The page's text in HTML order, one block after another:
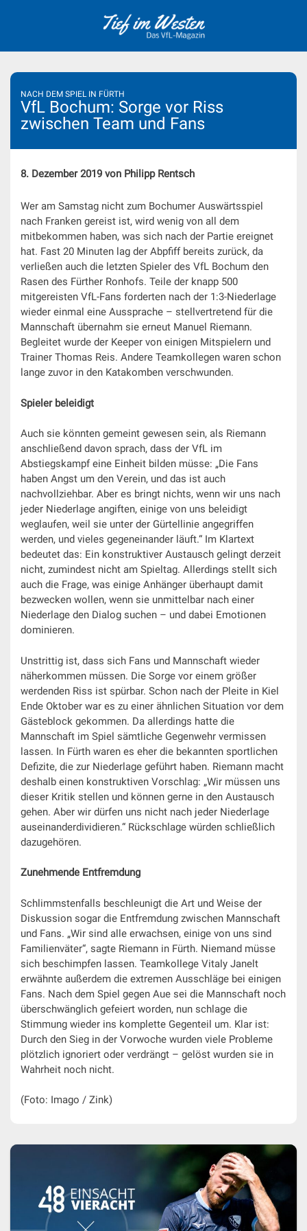
NACH DEM SPIEL IN FÜRTH
VfL Bochum: Sorge vor Riss
zwischen Team und Fans
8. Dezember 2019 von Philipp Rentsch
Wer am Samstag nicht zum Bochumer Auswärtsspiel
nach Franken gereist ist, wird wenig von all dem
mitbekommen haben, was sich nach der Partie ereignet
hat. Fast 20 Minuten lag der Abpfiff bereits zurück, da
verließen auch die letzten Spieler des VfL Bochum den
Rasen des Fürther Ronhofs. Teile der knapp 500
mitgereisten VfL-Fans forderten nach der 1:3-Niederlage
wieder einmal eine Aussprache – stellvertretend für die
Mannschaft übernahm sie erneut Manuel Riemann.
Begleitet wurde der Keeper von einigen Mitspielern und
Trainer Thomas Reis. Andere Teamkollegen waren schon
lange zuvor in den Katakomben verschwunden.
Spieler beleidigt
Auch sie könnten gemeint gewesen sein, als Riemann
anschließend davon sprach, dass der VfL im
Abstiegskampf eine Einheit bilden müsse: „Die Fans
haben Angst um den Verein, und das ist auch
nachvollziehbar. Aber es bringt nichts, wenn wir uns nach
jeder Niederlage angiften, einige von uns beleidigt
weglaufen, weil sie unter der Gürtellinie angegriffen
werden, und vieles gegeneinander läuft.“ Im Klartext
bedeutet das: Ein konstruktiver Austausch gelingt derzeit
nicht, zumindest nicht am Spieltag. Allerdings stellt sich
auch die Frage, was einige Anhänger überhaupt damit
bezwecken wollen, wenn sie unmittelbar nach einer
Niederlage den Dialog suchen – und dabei Emotionen
dominieren.
Unstrittig ist, dass sich Fans und Mannschaft wieder
näherkommen müssen. Die Sorge vor einem größer
werdenden Riss ist spürbar. Schon nach der Pleite in Kiel
Ende Oktober war es zu einer ähnlichen Situation vor dem
Gästeblock gekommen. Da allerdings hatte die
Mannschaft im Spiel sämtliche Gegenwehr vermissen
lassen. In Fürth waren es eher die bekannten sportlichen
Defizite, die zur Niederlage geführt haben. Riemann macht
deshalb einen konstruktiven Vorschlag: „Wir müssen uns
dieser Kritik stellen und können gerne in den Austausch
gehen. Aber wir dürfen uns nicht nach jeder Niederlage
auseinanderdividieren.“ Rückschlage würden schließlich
dazugehören.
Zunehmende Entfremdung
Schlimmstenfalls beschleunigt die Art und Weise der
Diskussion sogar die Entfremdung zwischen Mannschaft
und Fans. „Wir sind alle erwachsen, einige von uns sind
Familienväter“, sagte Riemann in Fürth. Niemand müsse
sich beschimpfen lassen. Teamkollege Vitaly Janelt
erwähnte außerdem die extremen Ausschläge bei einigen
Fans. Nach dem Spiel gegen Aue sei die Mannschaft noch
überschwänglich gefeiert worden, nun schlage die
Stimmung wieder ins komplette Gegenteil um. Klar ist:
Durch den Sieg in der Vorwoche wurden viele Probleme
plötzlich ignoriert oder verdrängt – gelöst wurden sie in
Wahrheit noch nicht.
(Foto: Imago / Zink)